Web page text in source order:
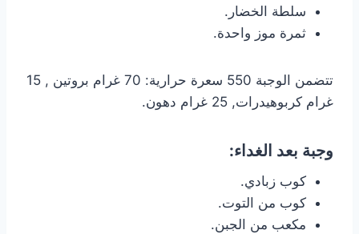
سلطة الخضار.
ثمرة موز واحدة.
تتضمن الوجبة 550 سعرة حرارية: 70 غرام بروتين , 15
غرام كربوهيدرات, 25 غرام دهون.
وجبة بعد الغداء:
كوب زبادي.
كوب من التوت.
مكعب من الجبن.